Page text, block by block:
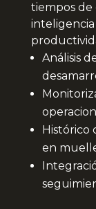
tiempos de
Análisis
Histórico
en